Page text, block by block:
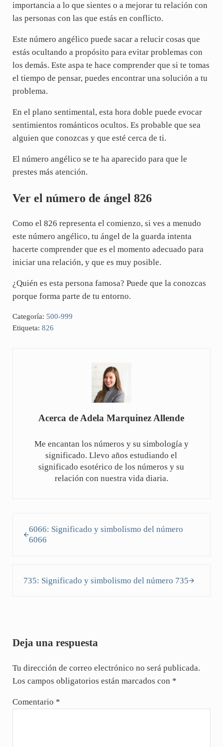
importancia a lo que sientes o a mejorar tu relación con
las personas con las que estás en conflicto.
Este número angélico puede sacar a relucir cosas que
estás ocultando a propósito para evitar problemas con
los demás. Este aspa te hace comprender que si te tomas
el tiempo de pensar, puedes encontrar una solución a tu
problema.
En el plano sentimental, esta hora doble puede evocar
sentimientos románticos ocultos. Es probable que sea
alguien que conozcas y que esté cerca de ti.
El número angélico se te ha aparecido para que le
prestes más atención.
Ver el número de ángel 826
Como el 826 representa el comienzo, si ves a menudo
este número angélico, tu ángel de la guarda intenta
hacerte comprender que es el momento adecuado para
iniciar una relación, y que es muy posible.
¿Quién es esta persona famosa? Puede que la conozcas
porque forma parte de tu entorno.
Categoría: 500-999
Etiqueta: 826
Acerca deAdela Marquinez Allende
Me encantan los números y su simbología y
significado. Llevo años estudiando el
significado esotérico de los números y su
relación con nuestra vida diaria.
6066: Significado y simbolismo del número
6066
735: Significado y simbolismo del número 735
Deja una respuesta
Tu dirección de correo electrónico no será publicada.
Los campos obligatorios están marcados con *
Comentario *